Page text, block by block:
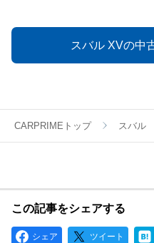
スバル XVの中
CARPRIMEトップ スバル
この記事をシェアする
シェア ツイート